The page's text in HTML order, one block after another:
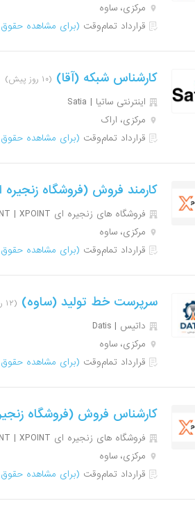
مرکزی، ساوه
قرارداد تمام‌وقت (برای مشاهده
کارشناس شبکه (آقا) (۱۰ روز پیش)
اینترنتی ساتیا | Satia
مرکزی، اراک
قرارداد تمام‌وقت (برای مشاهده
کارمند فروش (فروشگاه
فروشگاه های زنجیره ای XPOINT | XPOINT
مرکزی، ساوه
قرارداد تمام‌وقت (برای مشاهده
سرپرست خط تولید (ساوه) (۱۲ روز پیش)
داتیس | Datis
مرکزی، ساوه
قرارداد تمام‌وقت (برای مشاهده
کارشناس فروش (فروشگاه
فروشگاه های زنجیره ای XPOINT | XPOINT
مرکزی، ساوه
قرارداد تمام‌وقت (برای مشاهده